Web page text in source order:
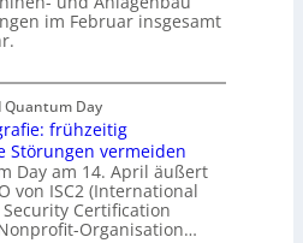
im Februar insgesamt
Quantum Day
frühzeitig
Störungen vermeiden
Day am 14. April äußert
von ISC2 (International
Certification
Organisation…